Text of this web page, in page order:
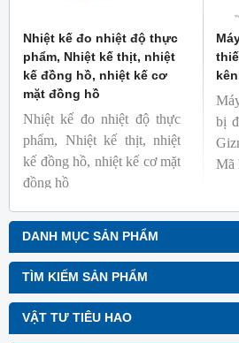
DANH MỤC SẢN PHẨM
TÌM KIẾM SẢN PHẨM
VẬT TƯ TIÊU HAO
Nhiệt kế đo nhiệt độ thực
phẩm, Nhiệt kế thịt, nhiệt
kế đồng hồ, nhiệt kế cơ
mặt đồng hồ
Nhiệt kế đo nhiệt độ thực
phẩm, Nhiệt kế thịt, nhiệt
kế đồng hồ, nhiệt kế cơ mặt
đồng hồ
Thương hiệu: Blue Gizmo
bị
Mã